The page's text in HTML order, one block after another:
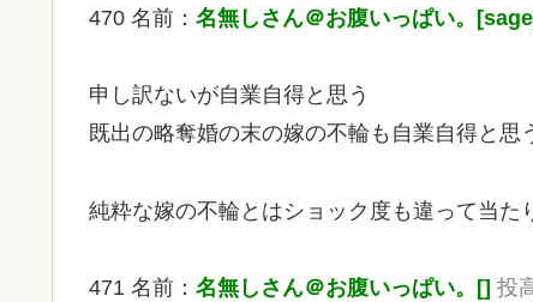
470 名前： 名無しさん＠お腹いっぱい。
申し訳ないが自業自得と思う
既出の略奪婚の末の嫁の不輪も自業自得と思
純粋な嫁の不輪とはショック度も違って当た
471 名前： 名無しさん＠お腹いっぱい。[] 投